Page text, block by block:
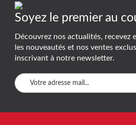
Soyez le premier au
Découvrez nos actualités, recevez
les nouveautés et nos ventes
inscrivant à notre newsletter.